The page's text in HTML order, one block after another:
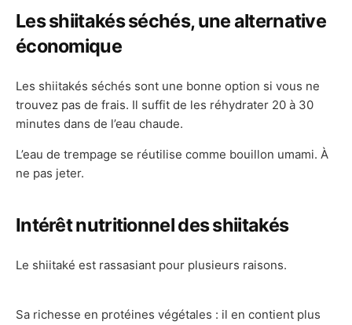
Les shiitakés séchés, une alternative
économique
Les shiitakés séchés sont une bonne option si vous ne
trouvez pas de frais. Il suffit de les réhydrater 20 à 30
minutes dans de l’eau chaude.
L’eau de trempage se réutilise comme bouillon umami. À
ne pas jeter.
Intérêt nutritionnel des shiitakés
Le shiitaké est rassasiant pour plusieurs raisons.
Sa richesse en protéines végétales : il en contient plus